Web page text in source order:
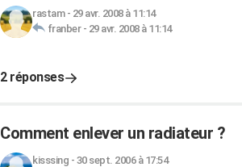
rastam- 29 avr. 2008 à 11:14
franber- 29 avr. 2008 à 11:14
2 réponses
Comment enlever un radiateur ?
kisssing - 30 sept. 2006 à 17:54